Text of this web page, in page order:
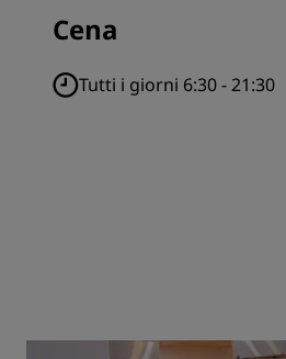
Cena
Tutti i giorni 6:30 - 21:30